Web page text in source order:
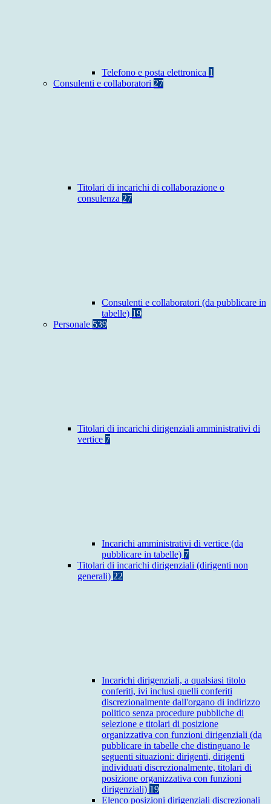
Telefono e posta elettronica 1
Consulenti e collaboratori 27
Titolari di incarichi di collaborazione o
consulenza 27
Consulenti e collaboratori (da pubblicare in
tabelle) 19
Personale 539
Titolari di incarichi dirigenziali amministrativi di
vertice 7
Incarichi amministrativi di vertice (da
pubblicare in tabelle) 7
Titolari di incarichi dirigenziali (dirigenti non
generali) 22
Incarichi dirigenziali, a qualsiasi titolo
conferiti, ivi inclusi quelli conferiti
discrezionalmente dall'organo di indirizzo
politico senza procedure pubbliche di
selezione e titolari di posizione
organizzativa con funzioni dirigenziali (da
pubblicare in tabelle che distinguano le
seguenti situazioni: dirigenti, dirigenti
individuati discrezionalmente, titolari di
posizione organizzativa con funzioni
dirigenziali) 19
Elenco posizioni dirigenziali discrezionali